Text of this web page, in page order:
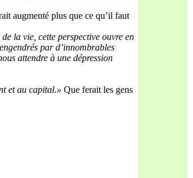
augmenté plus que ce qu’il faut
la vie, cette perspective ouvre en
par d’innombrables
attendre à une dépression
et au capital.» Que ferait les gens